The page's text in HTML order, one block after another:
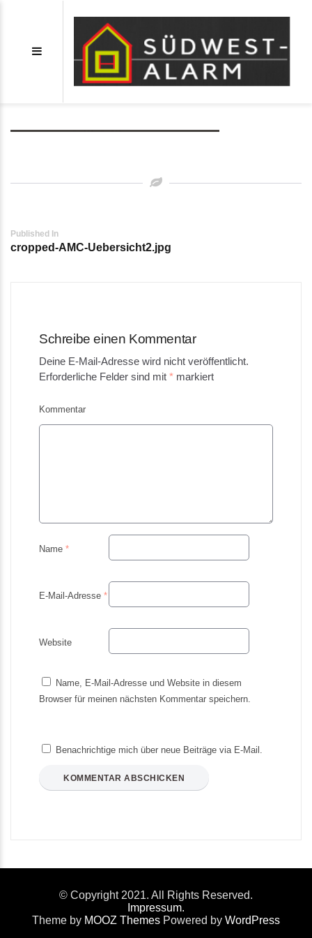
cropped-AMC-Uebersicht2.jpg
Post
navigation
Published In
cropped-AMC-Uebersicht2.jpg
Schreibe einen Kommentar
Deine E-Mail-Adresse wird nicht veröffentlicht.
Erforderliche Felder sind mit * markiert
Kommentar
Name *
E-Mail-Adresse *
Website
Name, E-Mail-Adresse und Website in diesem
Browser für meinen nächsten Kommentar speichern.
Benachrichtige mich über neue Beiträge via E-Mail.
© Copyright 2021. All Rights Reserved.
Impressum.
Theme by MOOZ Themes Powered by WordPress